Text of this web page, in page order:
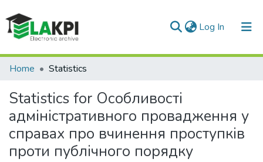
Log In (current)
Communities & Collections
All of DSpace
Home Statistics
Statistics for Особливості
адміністративного провадження у
справах про вчинення проступків
проти публічного порядку